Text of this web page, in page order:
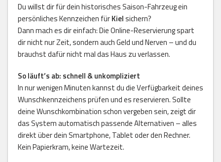
Du willst dir für dein historisches Saison-Fahrzeug ein
persönliches Kennzeichen fürKielsichern?
Dann mach es dir einfach: Die Online-Reservierung spart
dir nicht nur Zeit, sondern auch Geld und Nerven – und du
brauchst dafür nicht mal das Haus zu verlassen.
So läuft’s ab: schnell & unkompliziert
In nur wenigen Minuten kannst du die Verfügbarkeit deines
Wunschkennzeichens prüfen und es reservieren. Sollte
deine Wunschkombination schon vergeben sein, zeigt dir
das System automatisch passende Alternativen – alles
direkt über dein Smartphone, Tablet oder den Rechner.
Kein Papierkram, keine Wartezeit.